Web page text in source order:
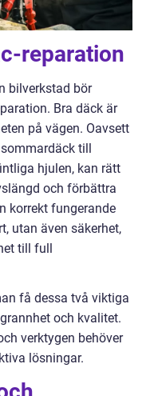
reparation
bilverkstad bör
Bra däck är
på vägen. Oavsett
till
hjulen, kan rätt
och förbättra
korrekt fungerande
utan även säkerhet,
till full
få dessa två viktiga
och kvalitet.
verktygen behöver
lösningar.